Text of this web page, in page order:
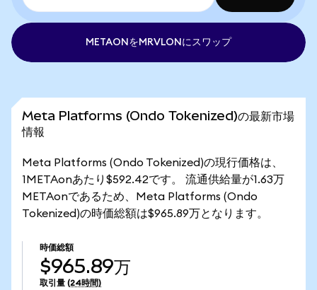
METAONをMRVLONにスワップ
Meta Platforms (Ondo Tokenized)の最新市場
情報
Meta Platforms (Ondo Tokenized)の現行価格は、
1METAonあたり$592.42です。 流通供給量が1.63万
METAonであるため、Meta Platforms (Ondo
Tokenized)の時価総額は$965.89万となります。
時価総額
$965.89万
取引量 (24時間)